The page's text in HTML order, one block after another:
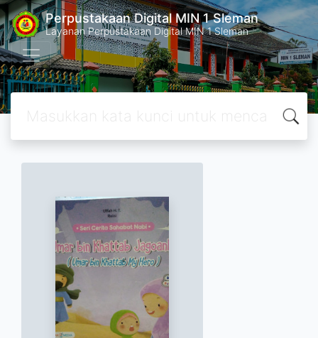
Perpustakaan Digital MIN 1 Sleman
Layanan Perpustakaan Digital MIN 1 Sleman